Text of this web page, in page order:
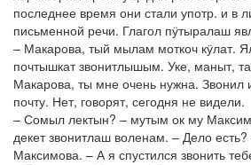
последнее время они стали употр. и в
письменной речи. Глагол пӱтыралаш
– Макарова, тый мылам моткоч кӱлат.
почтышкат звонитлышым. Уке, маныт,
Макарова, ты мне очень нужна. Звонил
почту. Нет, говорят, сегодня не видели.
– Сомыл лектын? – мутым ок му
декет звонитлаш воленам. – Дело
Максимова. – А я спустился звонить